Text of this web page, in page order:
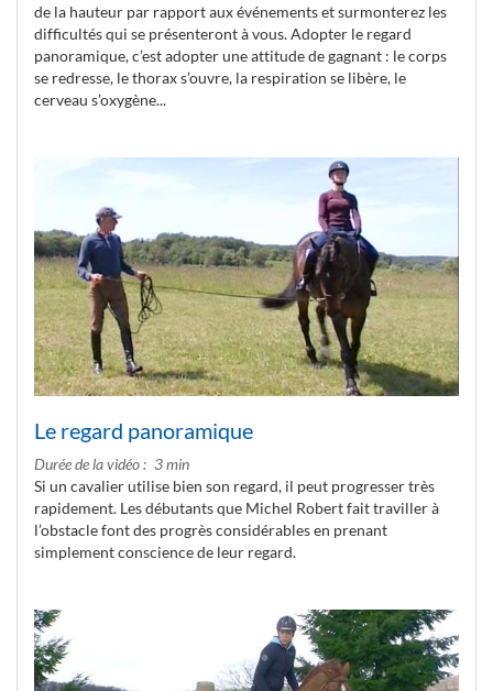
de la hauteur par rapport aux événements et surmonterez les
difficultés qui se présenteront à vous. Adopter le regard
panoramique, c’est adopter une attitude de gagnant : le corps
se redresse, le thorax s’ouvre, la respiration se libère, le
cerveau s’oxygène...
Le regard panoramique
Durée de la vidéo
3 min
Si un cavalier utilise bien son regard, il peut progresser très
rapidement. Les débutants que Michel Robert fait traviller à
l’obstacle font des progrès considérables en prenant
simplement conscience de leur regard.